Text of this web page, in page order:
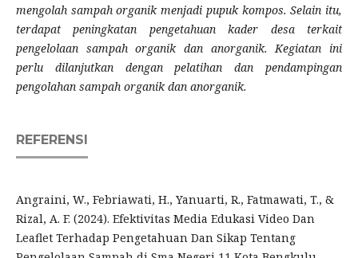
mengolah sampah organik menjadi pupuk kompos. Selain itu,
terdapat peningkatan pengetahuan kader desa terkait
pengelolaan sampah organik dan anorganik. Kegiatan ini
perlu dilanjutkan dengan pelatihan dan pendampingan
pengolahan sampah organik dan anorganik.
REFERENSI
Angraini, W., Febriawati, H., Yanuarti, R., Fatmawati, T., &
Rizal, A. F. (2024). Efektivitas Media Edukasi Video Dan
Leaflet Terhadap Pengetahuan Dan Sikap Tentang